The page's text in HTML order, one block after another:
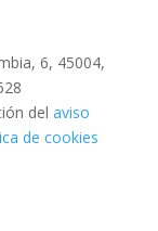
6, 45004,
del aviso
de cookies